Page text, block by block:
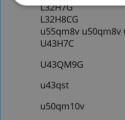
L32H7G
L32H8CG
u55qm8v u50qm8v
U43H7C
U43QM9G
u43qst
u50qm10v